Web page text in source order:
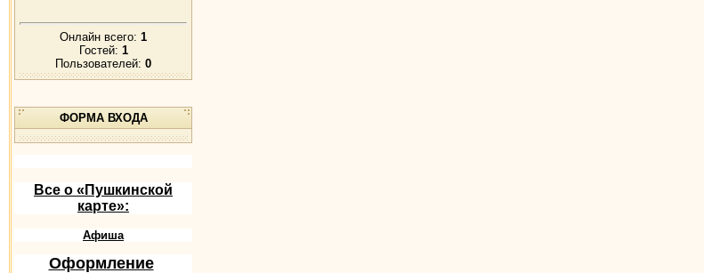
Онлайн всего: 1
Гостей: 1
Пользователей: 0
ФОРМА ВХОДА
Все о «Пушкинской
карте»:
Афиша
Оформление